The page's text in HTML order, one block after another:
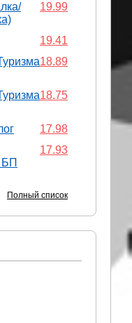
19.99
19.41
18.89
18.75
17.98
17.93
БП
Полный список